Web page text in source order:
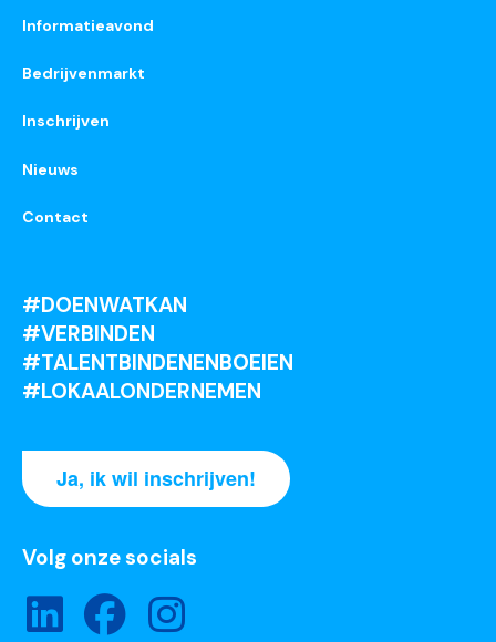
Informatieavond
Bedrijvenmarkt
Inschrijven
Nieuws
Contact
#DOENWATKAN
#VERBINDEN
#TALENTBINDENENBOEIEN
#LOKAALONDERNEMEN
Ja, ik wil inschrijven!
Volg onze socials